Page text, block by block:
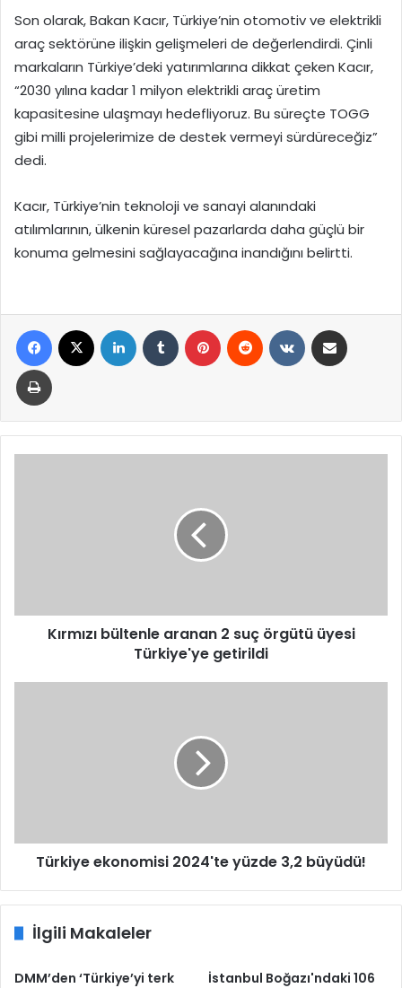
Son olarak, Bakan Kacır, Türkiye’nin otomotiv ve elektrikli
araç sektörüne ilişkin gelişmeleri de değerlendirdi. Çinli
markaların Türkiye’deki yatırımlarına dikkat çeken Kacır,
“2030 yılına kadar 1 milyon elektrikli araç üretim
kapasitesine ulaşmayı hedefliyoruz. Bu süreçte TOGG
gibi milli projelerimize de destek vermeyi sürdüreceğiz”
dedi.
Kacır, Türkiye’nin teknoloji ve sanayi alanındaki
atılımlarının, ülkenin küresel pazarlarda daha güçlü bir
konuma gelmesini sağlayacağına inandığını belirtti.
Facebook LinkedIn Tumblr Pinterest Reddit VKontakte
Yazdır
getirildi
Kırmızı bültenle aranan 2 suç örgütü üyesi
Türkiye'ye getirildi
Türkiye ekonomisi 2024'te yüzde 3,2 büyüdü!
İlgili Makaleler
DMM’den ‘Türkiye’yi terk
İstanbul Boğazı'ndaki 106